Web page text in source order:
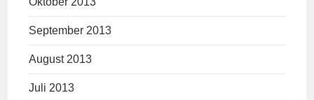
September 2013
August 2013
Juli 2013